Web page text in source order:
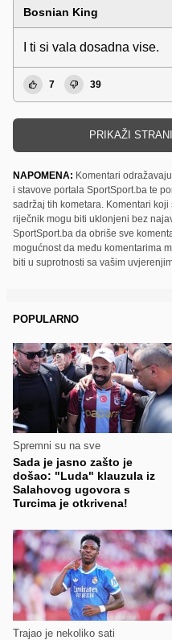
Bosnian King
I ti si vala dosadna vise.
7 39
PRIKAŽI
NAPOMENA: Komentari
i stavove portala SportSport.ba te
sadržaj tih kometara. Komentari
riječnik mogu biti uklonjeni bez
SportSport.ba da obriše sve
mogućnost da među komentarima
biti u suprotnosti sa vašim
POPULARNO
Spremni su na sve
Sada je jasno zašto je
došao: "Luda" klauzula iz
Salahovog ugovora s
Turcima je otkrivena!
Trajao je nekoliko sati